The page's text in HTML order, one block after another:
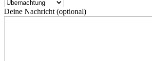
Deine Nachricht (optional)